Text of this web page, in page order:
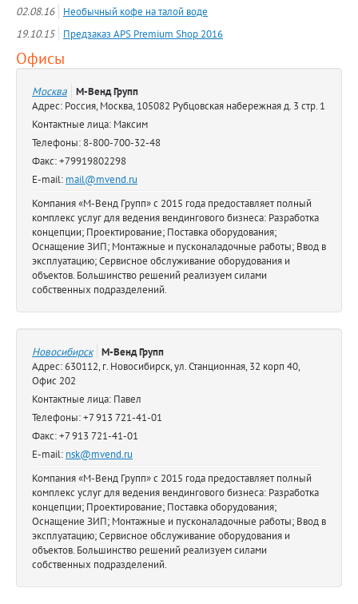
02.08.16
Необычный кофе на талой воде
19.10.15
Предзаказ APS Premium Shop 2016
Офисы
Москва
М-Венд Групп
Адрес: Россия, Москва, 105082 Рубцовская набережная д. 3 стр. 1
Контактные лица: Максим
Телефоны: 8-800-700-32-48
Факс: +79919802298
E-mail: mail@mvend.ru
Компания «М-Венд Групп» с 2015 года предоставляет полный
комплекс услуг для ведения вендингового бизнеса: Разработка
концепции; Проектирование; Поставка оборудования;
Оснащение ЗИП; Монтажные и пусконаладочные работы; Ввод в
эксплуатацию; Сервисное обслуживание оборудования и
объектов. Большинство решений реализуем силами
собственных подразделений.
Новосибирск
М-Венд Групп
Адрес: 630112, г. Новосибирск, ул. Станционная, 32 корп 40,
Офис 202
Контактные лица: Павел
Телефоны: +7 913 721-41-01
Факс: +7 913 721-41-01
E-mail: nsk@mvend.ru
Компания «М-Венд Групп» с 2015 года предоставляет полный
комплекс услуг для ведения вендингового бизнеса: Разработка
концепции; Проектирование; Поставка оборудования;
Оснащение ЗИП; Монтажные и пусконаладочные работы; Ввод в
эксплуатацию; Сервисное обслуживание оборудования и
объектов. Большинство решений реализуем силами
собственных подразделений.